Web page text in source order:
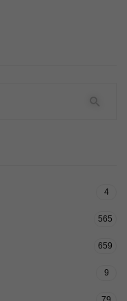
4
565
659
9